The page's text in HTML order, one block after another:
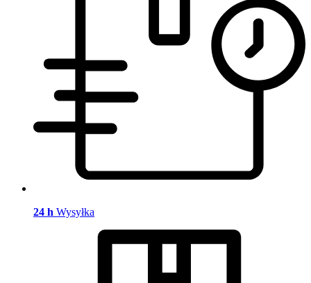
24 h Wysyłka